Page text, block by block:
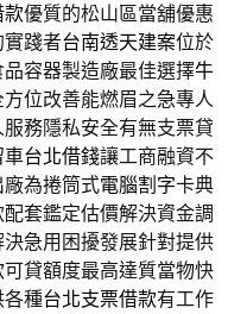
款優質的松山區當舖優惠
踐者台南透天建案位於
容器製造廠最佳選擇牛
位改善能燃眉之急專人
服務隱私安全有無支票貸
車台北借錢讓工商融資不
為捲筒式電腦割字卡典
套鑑定估價解決資金調
急用困擾發展針對提供
可貸額度最高達質當物快
各種台北支票借款有工作